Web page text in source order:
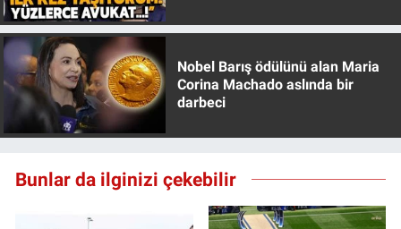
Nobel Barış ödülünü alan Maria
Corina Machado aslında bir
darbeci
Bunlar da ilginizi çekebilir